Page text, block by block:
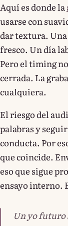
Aquí es donde la
usarse con
dar textura.
fresco. Un día
Pero el timing
cerrada. La
cualquiera.
El riesgo del
palabras y
conducta. Por
que coincide.
eso que sigue
ensayo interno.
Un yo futuro